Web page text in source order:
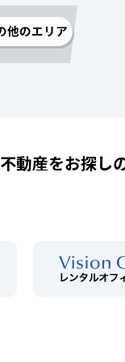
不動産をお探し